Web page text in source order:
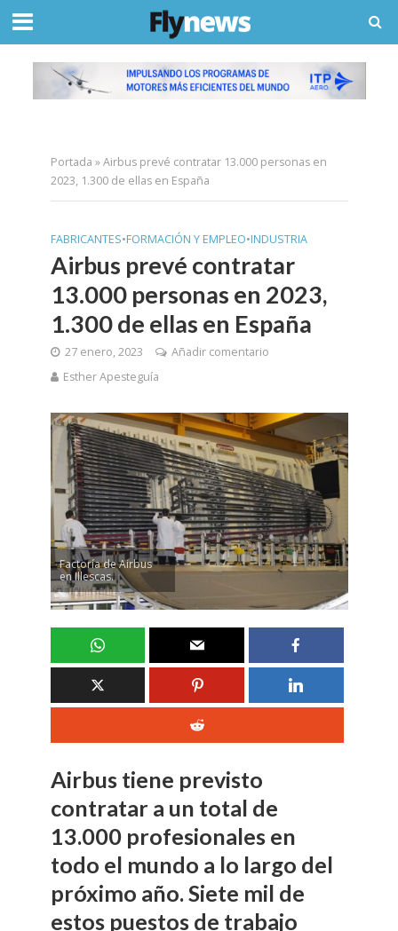
Portada »Airbus prevé contratar 13.000 personas en
2023, 1.300 de ellas en España
FABRICANTES•FORMACIÓN Y EMPLEO•INDUSTRIA
Airbus prevé contratar
13.000 personas en 2023,
1.300 de ellas en España
27 enero, 2023
Añadir comentario
Esther Apesteguía
Factoría de Airbus
en Illescas.
Airbus tiene previsto
contratar a un total de
13.000 profesionales en
todo el mundo a lo largo del
próximo año. Siete mil de
estos puestos de trabajo